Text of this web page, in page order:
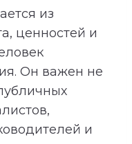
из
ценностей и
Он важен не
и